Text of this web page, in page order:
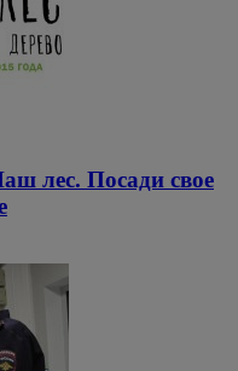
лес. Посади свое